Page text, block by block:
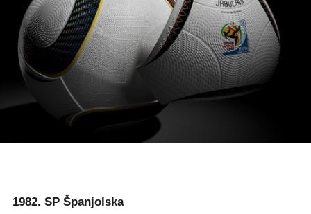
1982. SP Španjolska